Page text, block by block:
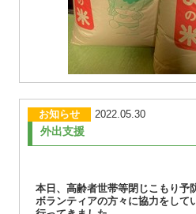
お知らせ 2022.05.30
外出支援
本日、高齢者世帯等閉じこもり予
ボランティアの方々に協力をして